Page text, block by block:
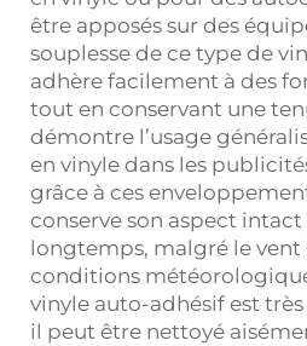
être apposés sur des
souplesse de ce type de
adhère facilement à des
tout en conservant une
démontre l’usage
en vinyle dans les
grâce à ces
conserve son aspect
longtemps, malgré le vent
conditions
vinyle auto-adhésif est
il peut être nettoyé